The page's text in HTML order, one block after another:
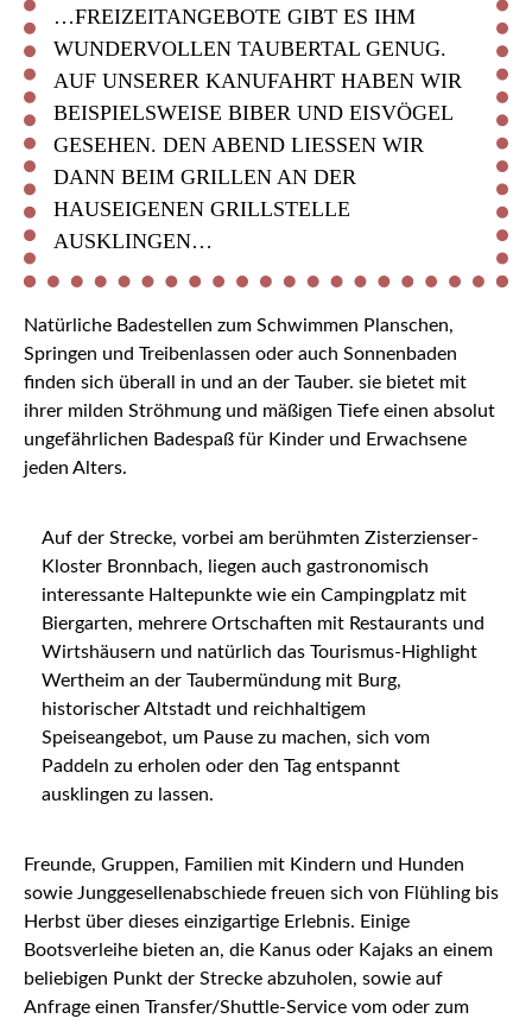
…FREIZEITANGEBOTE GIBT ES IHM
WUNDERVOLLEN TAUBERTAL GENUG.
AUF UNSERER KANUFAHRT HABEN WIR
BEISPIELSWEISE BIBER UND EISVÖGEL
GESEHEN. DEN ABEND LIESSEN WIR D
ANN BEIM GRILLEN AN DER H
AUSEIGENEN GRILLSTELLE A
USKLINGEN…
Natürliche Badestellen zum Schwimmen Planschen,
Springen und Treibenlassen oder auch Sonnenbaden
finden sich überall in und an der Tauber. sie bietet mit
ihrer milden Ströhmung und mäßigen Tiefe einen absolut
ungefährlichen Badespaß für Kinder und Erwachsene
jeden Alters.
Auf der Strecke, vorbei am berühmten Zisterzienser-
Kloster Bronnbach, liegen auch gastronomisch
interessante Haltepunkte wie ein Campingplatz mit
Biergarten, mehrere Ortschaften mit Restaurants und
Wirtshäusern und natürlich das Tourismus-Highlight
Wertheim an der Taubermündung mit Burg,
historischer Altstadt und reichhaltigem
Speiseangebot, um Pause zu machen, sich vom
Paddeln zu erholen oder den Tag entspannt
ausklingen zu lassen.
Freunde, Gruppen, Familien mit Kindern und Hunden
sowie Junggesellenabschiede freuen sich von Flühling bis
Herbst über dieses einzigartige Erlebnis. Einige
Bootsverleihe bieten an, die Kanus oder Kajaks an einem
beliebigen Punkt der Strecke abzuholen, sowie auf
Anfrage einen Transfer/Shuttle-Service vom oder zum